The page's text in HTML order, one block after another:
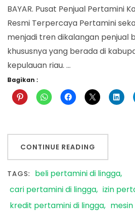
BAYAR. Pusat Penjual Pertamini
Resmi Terpercaya Pertamini
menjadi tren dikalangan penjual
khususnya yang berada di
kepulauan riau. …
Bagikan :
CONTINUE READING
TAGS: beli pertamini di lingga
cari pertamini di lingga izin
kredit pertamini di lingga